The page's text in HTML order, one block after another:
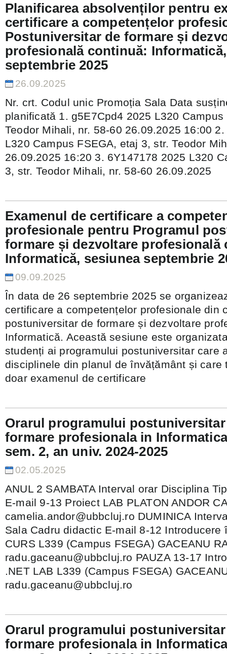
Planificarea absolvenților pentru
certificare a competențelor
Postuniversitar de formare și
profesională continuă:
septembrie 2025
26.09.2025
Nr. crt. Codul unic Promoția Sala Data
planificată 1. g5E7Cpd4 2025 L320
Teodor Mihali, nr. 58-60 26.09.2025 16:00
L320 Campus FSEGA, etaj 3, str. Teodor
26.09.2025 16:20 3. 6Y147178 2025 L320
3, str. Teodor Mihali, nr. 58-60 26.09.2025
Examenul de certificare a
profesionale pentru Programul
formare și dezvoltare profesională
Informatică, sesiunea septembrie
09.09.2025
În data de 26 septembrie 2025 se
certificare a competențelor profesionale din
postuniversitar de formare și dezvoltare
Informatică. Această sesiune este
studenți ai programului postuniversitar care
disciplinele din planul de învățământ și care
doar examenul de certificare
Orarul programului
formare profesionala in
sem. 2, an univ. 2024-2025
02.05.2025
ANUL 2 SAMBATA Interval orar Disciplina
E-mail 9-13 Proiect LAB PLATON ANDOR
camelia.andor@ubbcluj.ro DUMINICA
Sala Cadru didactic E-mail 8-12 Introducere
CURS L339 (Campus FSEGA) GACEANU
radu.gaceanu@ubbcluj.ro PAUZA 13-17
.NET LAB L339 (Campus FSEGA)
radu.gaceanu@ubbcluj.ro
Orarul programului
formare profesionala in